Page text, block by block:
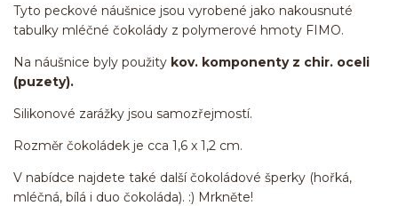
Tyto peckové náušnice jsou vyrobené jako nakousnuté
tabulky mléčné čokolády z polymerové hmoty FIMO.
Na náušnice byly použity kov. komponenty z chir. oceli
(puzety).
Silikonové zarážky jsou samozřejmostí.
Rozměr čokoládek je cca 1,6 x 1,2 cm.
V nabídce najdete také další čokoládové šperky (hořká,
mléčná, bílá i duo čokoláda). :) Mrkněte!